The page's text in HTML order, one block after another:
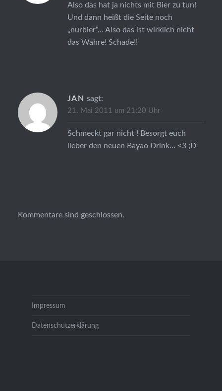
Also das hat ja nichts mit Bier zu tun!
Und dann heißt die Seite noch
„nurbier“… Also das ist wirklich nicht
das Wahre! Schade!!
JAN sagt:
21. Mai 2011 um 21:20 Uhr
Schmeckt gar nicht ! Besorgt euch
lieber den neuen Bayao Drink… <3 ;D
Kommentare sind geschlossen.
Impressum
Datenschutzerklärung